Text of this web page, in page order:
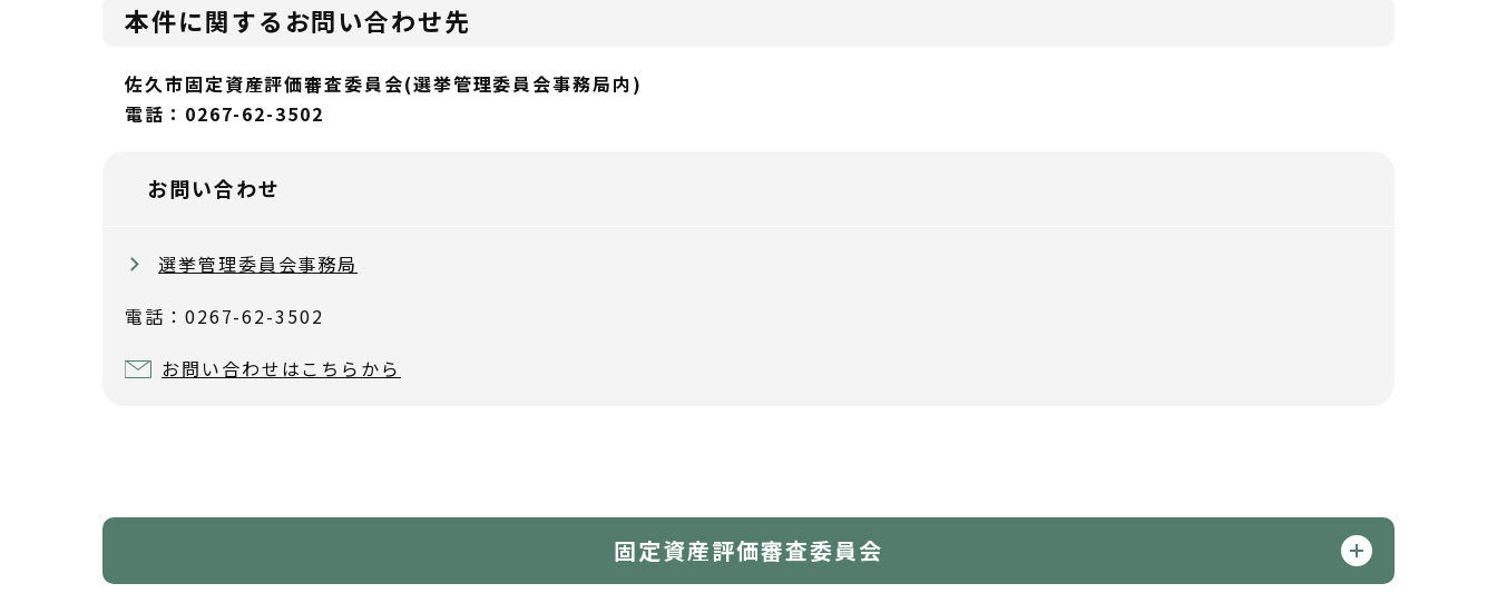
本件に関するお問い合わせ先
佐久市固定資産評価審査委員会(選挙管理委員会事務局内)
電話：0267-62-3502
お問い合わせ
選挙管理委員会事務局
電話：0267-62-3502
お問い合わせはこちらから
固定資産評価審査委員会